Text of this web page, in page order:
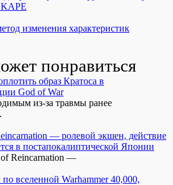
изменения характеристик
понравиться
образ Кратоса в
God of War
из-за травмы ранее
— ролевой экшен, действие
в постапокалиптической Японии
of Reincarnation —
вселенной Warhammer 40,000,